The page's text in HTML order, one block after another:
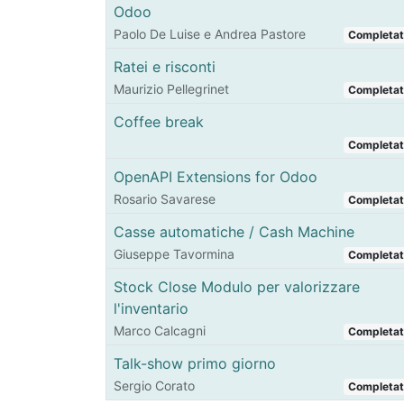
Odoo
Paolo De Luise e Andrea Pastore
Ratei e risconti
Maurizio Pellegrinet
Coffee break
OpenAPI Extensions for Odoo
Rosario Savarese
Casse automatiche / Cash Machine
Giuseppe Tavormina
Stock Close Modulo per valorizzare
l'inventario
Marco Calcagni
Talk-show primo giorno
Sergio Corato